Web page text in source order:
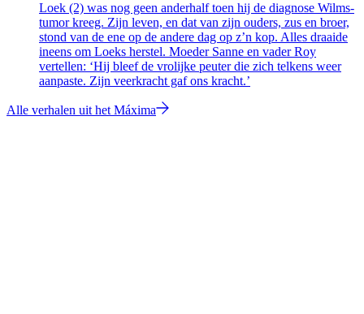
Loek (2) was nog geen anderhalf toen hij de diagnose Wilms-
tumor kreeg. Zijn leven, en dat van zijn ouders, zus en broer,
stond van de ene op de andere dag op z’n kop. Alles draaide
ineens om Loeks herstel. Moeder Sanne en vader Roy
vertellen: ‘Hij bleef de vrolijke peuter die zich telkens weer
aanpaste. Zijn veerkracht gaf ons kracht.’
Alle verhalen uit het Máxima